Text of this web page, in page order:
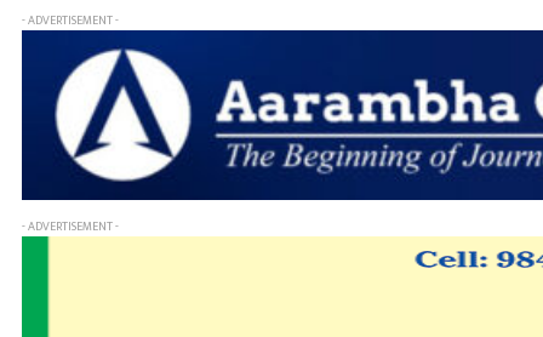
- ADVERTISEMENT -
- ADVERTISEMENT -